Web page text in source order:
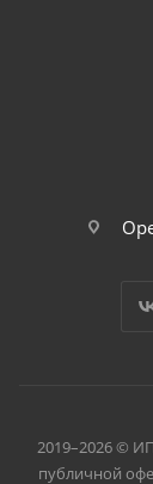
2019–2026 ©
публичной